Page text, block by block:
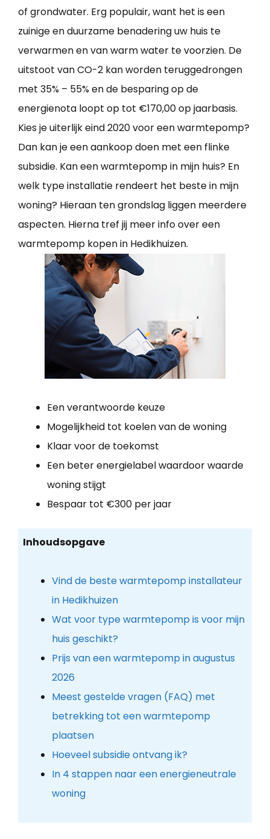
of grondwater. Erg populair, want het is een
zuinige en duurzame benadering uw huis te
verwarmen en van warm water te voorzien. De
uitstoot van CO-2 kan worden teruggedrongen
met 35% – 55% en de besparing op de
energienota loopt op tot €170,00 op jaarbasis.
Kies je uiterlijk eind 2020 voor een warmtepomp?
Dan kan je een aankoop doen met een flinke
subsidie. Kan een warmtepomp in mijn huis? En
welk type installatie rendeert het beste in mijn
woning? Hieraan ten grondslag liggen meerdere
aspecten. Hierna tref jij meer info over een
warmtepomp kopen in Hedikhuizen.
Een verantwoorde keuze
Mogelijkheid tot koelen van de woning
Klaar voor de toekomst
Een beter energielabel waardoor waarde
woning stijgt
Bespaar tot €300 per jaar
Inhoudsopgave
Vind de beste warmtepomp installateur
in Hedikhuizen
Wat voor type warmtepomp is voor mijn
huis geschikt?
Prijs van een warmtepomp in augustus
2026
Meest gestelde vragen (FAQ) met
betrekking tot een warmtepomp
plaatsen
Hoeveel subsidie ontvang ik?
In 4 stappen naar een energieneutrale
woning